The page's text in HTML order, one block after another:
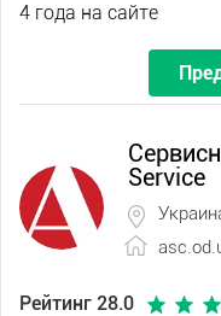
4 года на сайте
Service
Рейтинг 28.0